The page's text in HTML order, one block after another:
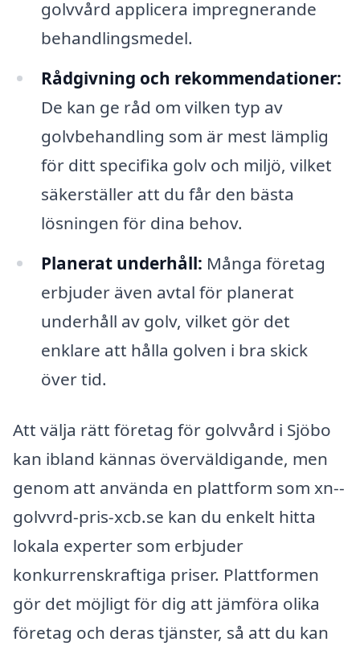
golvvård applicera impregnerande
behandlingsmedel.
Rådgivning och rekommendationer:
De kan ge råd om vilken typ av
golvbehandling som är mest lämplig
för ditt specifika golv och miljö, vilket
säkerställer att du får den bästa
lösningen för dina behov.
Planerat underhåll: Många företag
erbjuder även avtal för planerat
underhåll av golv, vilket gör det
enklare att hålla golven i bra skick
över tid.
Att välja rätt företag för golvvård i Sjöbo
kan ibland kännas överväldigande, men
genom att använda en plattform som xn--
golvvrd-pris-xcb.se kan du enkelt hitta
lokala experter som erbjuder
konkurrenskraftiga priser. Plattformen
gör det möjligt för dig att jämföra olika
företag och deras tjänster, så att du kan